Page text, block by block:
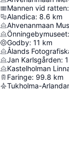
Mannen vid ratten:
Alandica: 8.6 km
Ahvenanmaan
Önningebymuseet:
Godby: 11 km
Ålands
Jan Karlsgården:
Kastelholman
Faringe: 99.8 km
Tukholma-